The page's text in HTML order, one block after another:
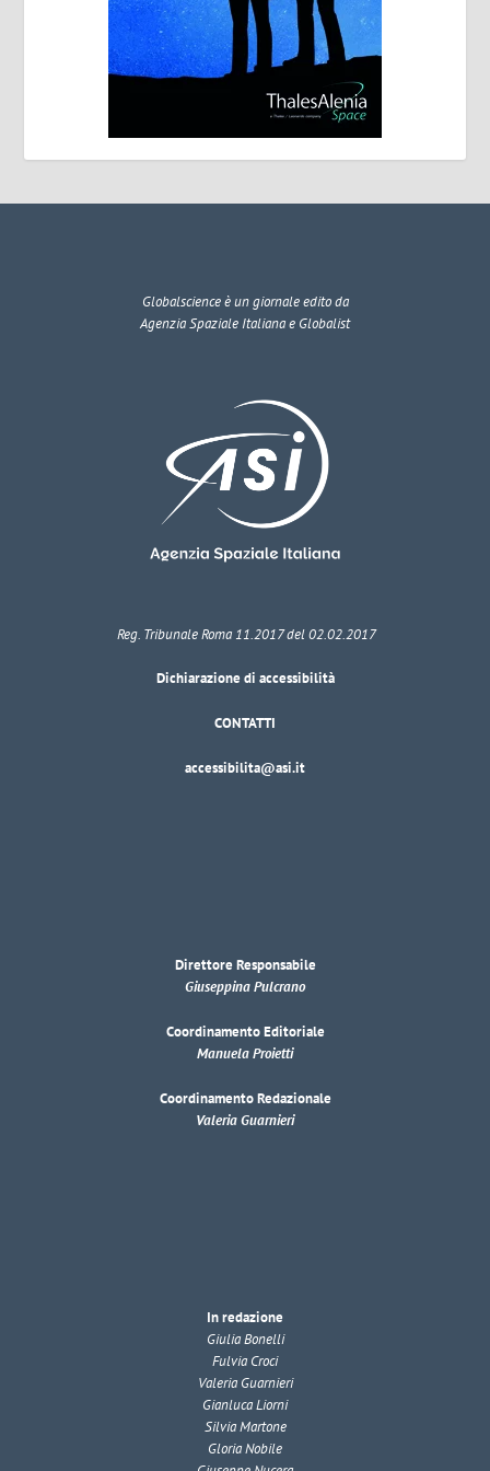
Globalscienceè un giornale edito da
Agenzia Spaziale Italiana e Globalist
Reg. Tribunale Roma 11.2017 del 02.02.2017
Dichiarazione di accessibilità
CONTATTI
accessibilita@asi.it
Direttore Responsabile
Giuseppina Pulcrano
Coordinamento Editoriale
Manuela Proietti
Coordinamento Redazionale
Valeria Guarnieri
In redazione
Giulia Bonelli
Fulvia Croci
Valeria Guarnieri
Gianluca Liorni
Silvia Martone
Gloria Nobile